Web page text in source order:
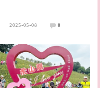
2025-05-08 0